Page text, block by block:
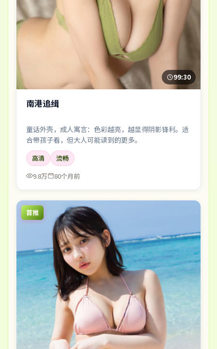
99:30
南港追缉
童话外壳，成人寓言：色彩越亮，越显得阴影锋利。适
合带孩子看，但大人可能读到的更多。
高清
流畅
9.8万
80个月前
首推